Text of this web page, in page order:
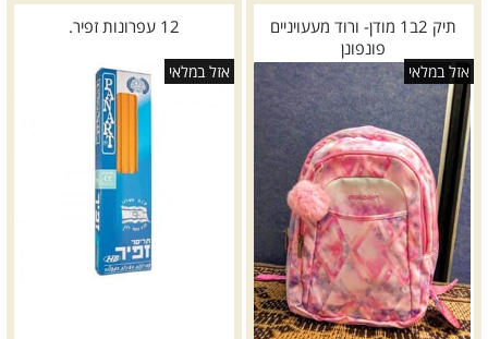
תיק 2ב1 מודן- ורוד מעעויניים
פונפונן
אזל במלאי
12 עפרונות זפיר.
אזל במלאי